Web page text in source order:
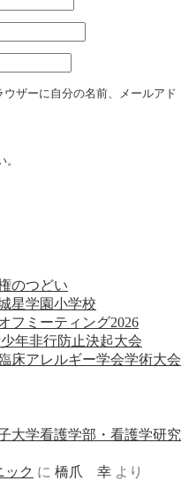
ザーに自分の名前、メールアド
のつどい
星学園小学校
フミーティング2026
年非行防止決起大会
床アレルギー学会学術大会
大学看護学部・看護学研究
ック に 橋爪 幸 より